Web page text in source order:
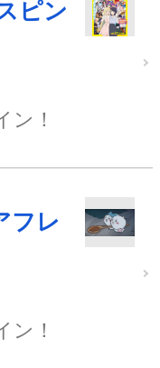
ピン
ン！
フレ
ン！